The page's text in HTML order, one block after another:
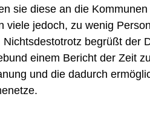
sie diese an die
viele jedoch, zu wenig
Nichtsdestotrotz begrüßt der
einem Bericht der Zeit
und die dadurch